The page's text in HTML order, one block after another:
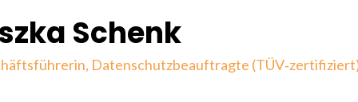
Schenk
Datenschutzbeauftragte